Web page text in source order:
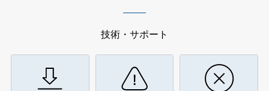
技術・サポート